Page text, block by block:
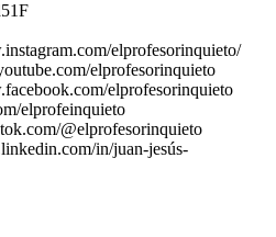
elprofesorinquieto/
elprofesorinquieto
elprofesorinquieto
elprofeinquieto
@elprofesorinquieto
in/juan-jesús-